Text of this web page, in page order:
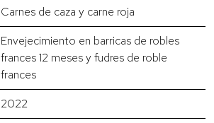
Carnes de caza y carne roja
Envejecimiento en barricas de robles
frances 12 meses y fudres de roble
frances
2022